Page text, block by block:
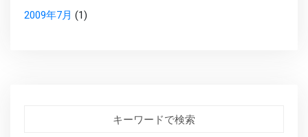
2009年7月 (1)
キーワードで検索